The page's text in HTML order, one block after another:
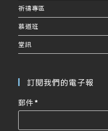
祈禱專區
慕道班
堂訊
訂閱我們的電子報
郵件*